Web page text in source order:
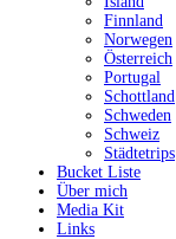
Finnland
Norwegen
Österreich
Portugal
Schottland
Schweden
Schweiz
Städtetrips
Bucket Liste
Über mich
Media Kit
Links